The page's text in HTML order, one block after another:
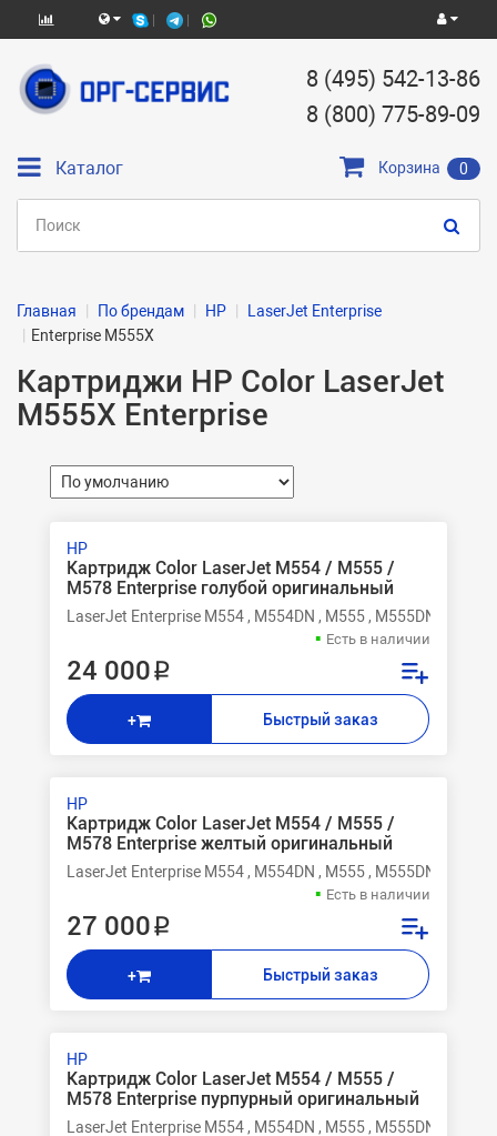
8 (495) 542-13-86
8 (800) 775-89-09
Каталог Корзина 0
Главная По брендам HP
LaserJet Enterprise
Enterprise M555X
Картриджи HP Color LaserJet
M555X Enterprise
HP
Картридж Color LaserJet M554 / M555 /
M578 Enterprise голубой оригинальный
LaserJet Enterprise M554 , M554DN , M555 , M555DN ,
Есть в наличии
24 000 ₽
+ Быстрый заказ
HP
Картридж Color LaserJet M554 / M555 /
M578 Enterprise желтый оригинальный
LaserJet Enterprise M554 , M554DN , M555 , M555DN ,
Есть в наличии
27 000 ₽
+ Быстрый заказ
HP
Картридж Color LaserJet M554 / M555 /
M578 Enterprise пурпурный оригинальный
LaserJet Enterprise M554 , M554DN , M555 , M555DN ,